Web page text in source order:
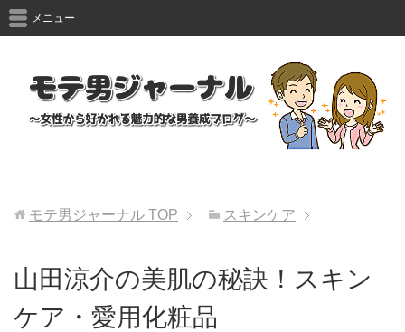
メニュー
モテ男ジャーナル TOP スキンケア
山田涼介の美肌の秘訣！スキン
ケア・愛用化粧品